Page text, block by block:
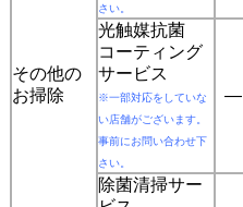
その他の
お掃除
さい。
光触媒抗菌
コーティング
サービス
※一部対応をしていな
い店舗がございます。
事前にお問い合わせ下
さい。
―
除菌清掃サー